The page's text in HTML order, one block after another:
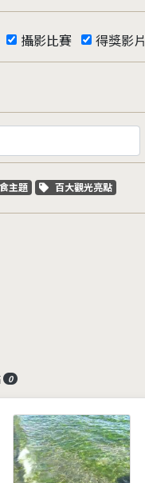
攝影比賽 得獎影片
字標籤
主題 關鍵字標籤
百大觀光亮點
0